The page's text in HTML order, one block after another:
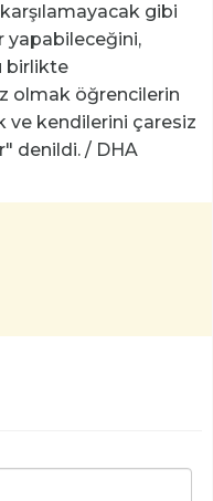
gibi
yapabileceğini,
birlikte
olmak öğrencilerin
ve kendilerini çaresiz
denildi. / DHA